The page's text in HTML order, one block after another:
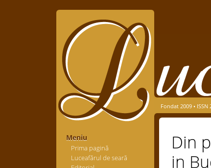
Meniu
Prima pagină
Luceafărul de seară
Fondat 2009 • ISSN
Din
in